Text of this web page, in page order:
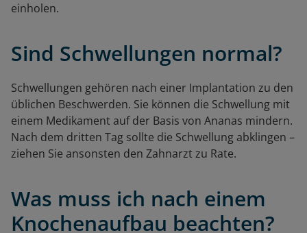
einholen.
Sind Schwellungen normal?
Schwellungen gehören nach einer Implantation zu den
üblichen Beschwerden. Sie können die Schwellung mit
einem Medikament auf der Basis von Ananas mindern.
Nach dem dritten Tag sollte die Schwellung abklingen –
ziehen Sie ansonsten den Zahnarzt zu Rate.
Was muss ich nach einem
Knochenaufbau beachten?